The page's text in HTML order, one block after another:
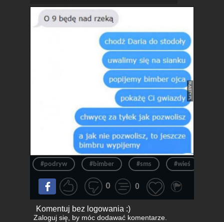
#podryw #bimber #sms #wieś
0 0
Komentuj bez logowania :)
Zaloguj się, by móc dodawać komentarze.